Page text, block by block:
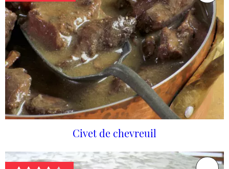
Civet de chevreuil